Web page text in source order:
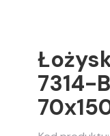
7314-